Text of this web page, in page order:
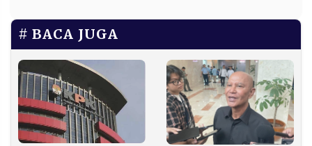
BACA JUGA